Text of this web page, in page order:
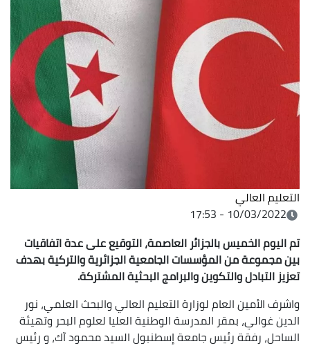
التعليم العالي
10/03/2022 - 17:53
تم اليوم الخميس بالجزائر العاصمة، التوقيع على عدة اتفاقيات
بين مجموعة من المؤسسات الجامعية الجزائرية والتركية بهدف
تعزيز التبادل والتكوين والبرامج البحثية المشتركة.
واشرف الأمين العام لوزارة التعليم العالي والبحث العلمي، نور
الدين غوالي، بمقر المدرسة الوطنية العليا لعلوم البحر وتهيئة
الساحل، رفقة رئيس جامعة إسطنبول السيد محمود آك، و رئيس